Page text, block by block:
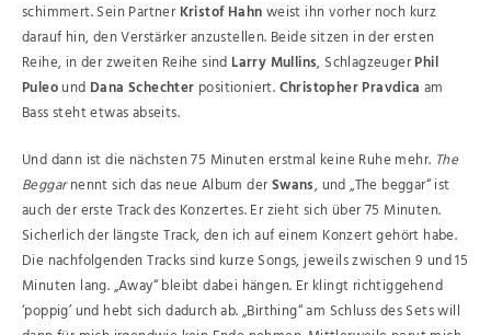
schimmert. Sein Partner Kristof Hahnweist ihn vorher noch kurz
darauf hin, den Verstärker anzustellen. Beide sitzen in der ersten
Reihe, in der zweiten Reihe sind Larry Mullins, SchlagzeugerPhil
Puleound Dana Schechter positioniert.Christopher Pravdica am
Bass steht etwas abseits.
Und dann ist die nächsten 75 Minuten erstmal keine Ruhe mehr. The
Beggarnennt sich das neue Album derSwans, und „The beggar“ ist
auch der erste Track des Konzertes. Er zieht sich über 75 Minuten.
Sicherlich der längste Track, den ich auf einem Konzert gehört habe.
Die nachfolgenden Tracks sind kurze Songs, jeweils zwischen 9 und 15
Minuten lang. „Away“ bleibt dabei hängen. Er klingt richtiggehend
‘poppig’ und hebt sich dadurch ab. „Birthing“ am Schluss des Sets will